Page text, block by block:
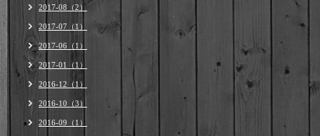
2017-08（2）
2017-07（1）
2017-06（1）
2017-01（1）
2016-12（1）
2016-10（3）
2016-09（1）